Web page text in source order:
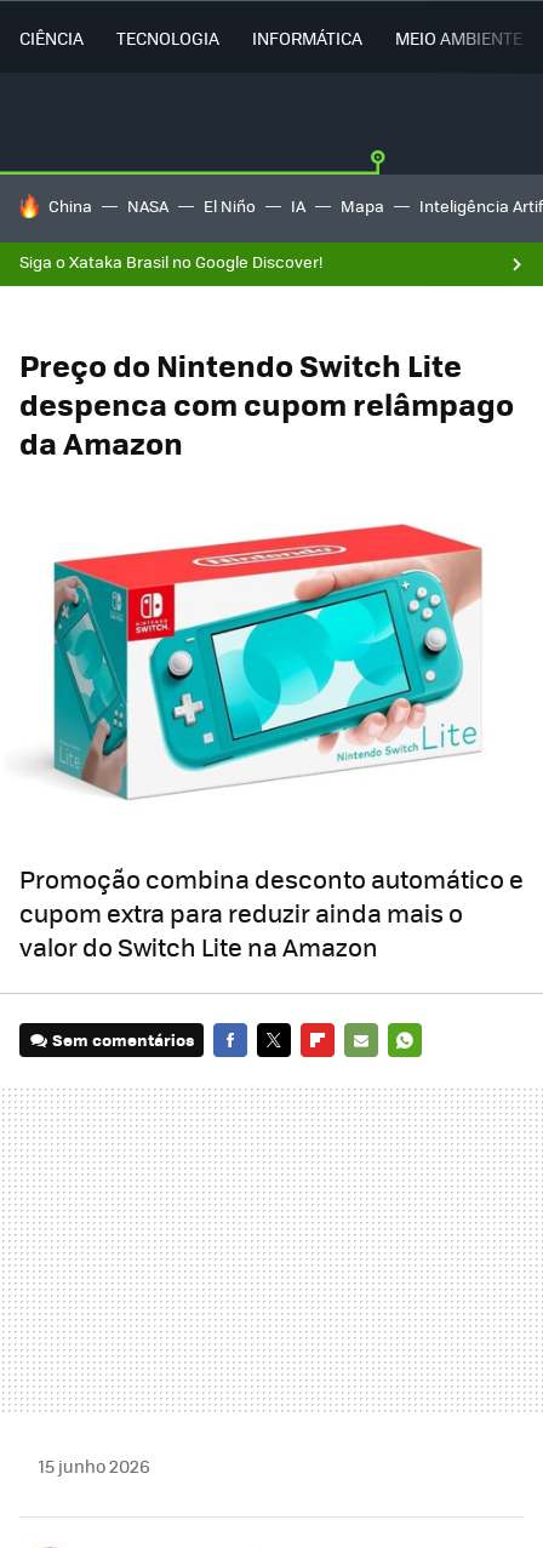
CIÊNCIA TECNOLOGIA INFORMÁTICA MEIO AMBIENTE
TENDÊNCIAS DO DIA
China NASA El Niño IA Mapa Inteligência
Siga o Xataka Brasil no Google Discover!
Preço do Nintendo Switch Lite
despenca com cupom relâmpago
da Amazon
Promoção combina desconto automático e
cupom extra para reduzir ainda mais o
valor do Switch Lite na Amazon
Sem comentários
MAIL
15 junho 2026